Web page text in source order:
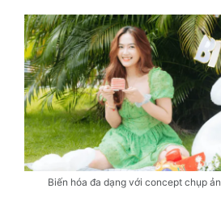
Biến hóa đa dạng với concept chụp